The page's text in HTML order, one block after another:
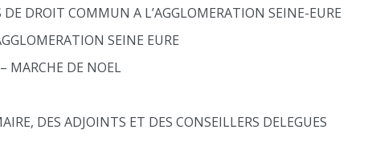
DROIT COMMUN A L’AGGLOMERATION SEINE-EURE
SEINE EURE
MARCHE DE NOEL
DES ADJOINTS ET DES CONSEILLERS DELEGUES